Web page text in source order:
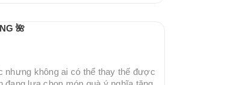
🌺
nhưng không ai có thể thay thế được